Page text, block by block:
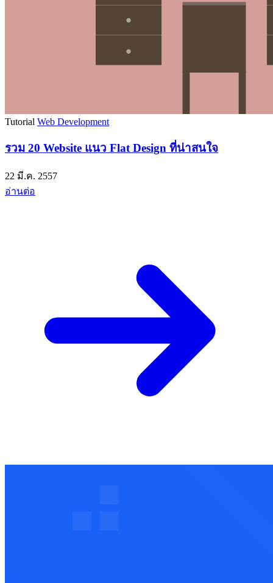
Tutorial Web Development
รวม 20 Website แนว Flat Design ที่น่าสนใจ
22 มี.ค. 2557
อ่านต่อ